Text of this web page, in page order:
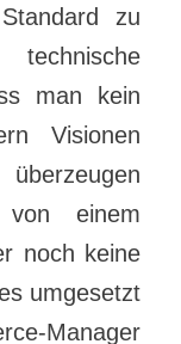
zu
man kein
Visionen
einem
noch keine
umgesetzt
Manager